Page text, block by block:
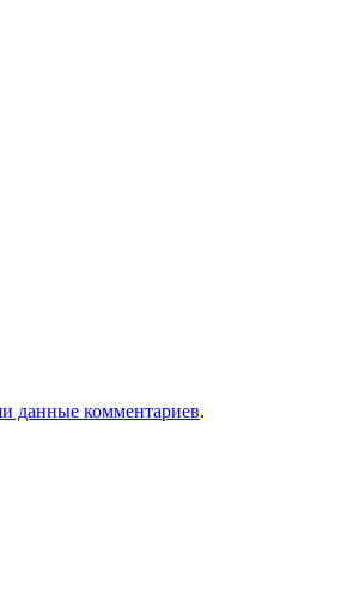
данные комментариев.